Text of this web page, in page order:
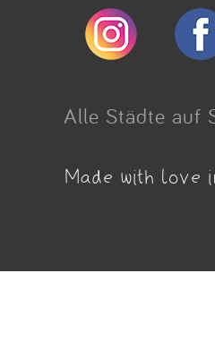
Alle Städte auf
Made with love